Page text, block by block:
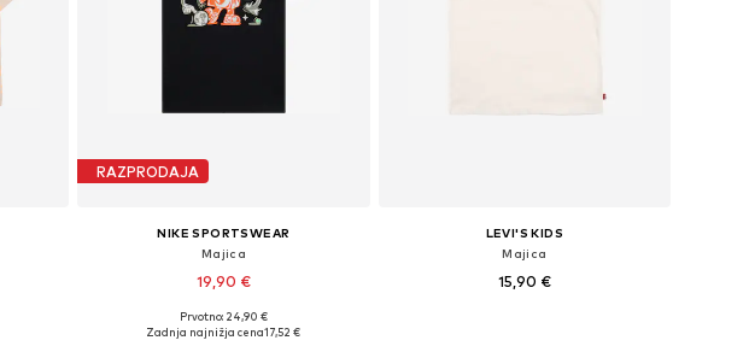
RAZPRODAJA
NIKE SPORTSWEAR
Majica
19,90 €
Na voljo v različnih velikostih
Prvotno: 24,90 €
Zadnja najnižja cena17,52 €
LEVI'S KIDS
Majica
15,90 €